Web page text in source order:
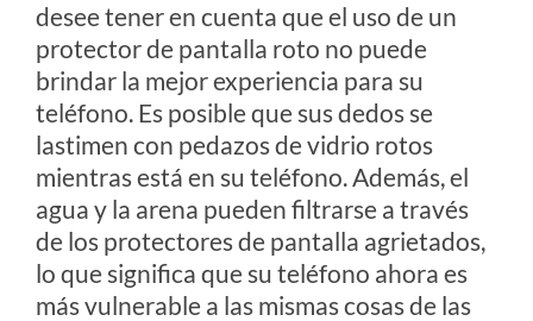
desee tener en cuenta que el uso de un
protector de pantalla roto no puede
brindar la mejor experiencia para su
teléfono. Es posible que sus dedos se
lastimen con pedazos de vidrio rotos
mientras está en su teléfono. Además, el
agua y la arena pueden filtrarse a través
de los protectores de pantalla agrietados,
lo que significa que su teléfono ahora es
más vulnerable a las mismas cosas de las